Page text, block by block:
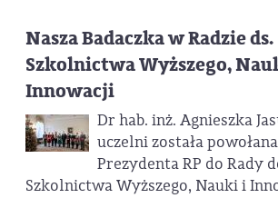
Nasza Badaczka w Radzie ds.
Szkolnictwa Wyższego,
Innowacji
Dr hab. inż. Agnieszka
uczelni została
Prezydenta RP do Rady
Szkolnictwa Wyższego, Nauki i